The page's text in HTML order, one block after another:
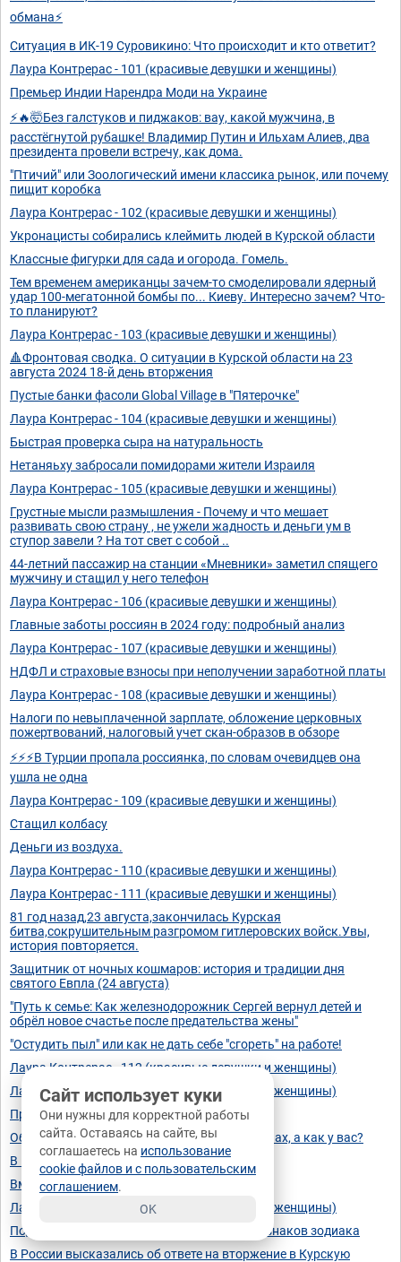
обмана⚡️
Ситуация в ИК-19 Суровикино: Что происходит и кто ответит?
Лаура Контрерас - 101 (красивые девушки и женщины)
Премьер Индии Нарендра Моди на Украине
⚡️🔥🤯Без галстуков и пиджаков: вау, какой мужчина, в
расстёгнутой рубашке! Владимир Путин и Ильхам Алиев, два
президента провели встречу, как дома.
"Птичий" или Зоологический имени классика рынок, или почему
пищит коробка
Лаура Контрерас - 102 (красивые девушки и женщины)
Укронацисты собирались клеймить людей в Курской области
Классные фигурки для сада и огорода. Гомель.
Тем временем американцы зачем-то смоделировали ядерный
удар 100-мегатонной бомбы по... Киеву. Интересно зачем? Что-
то планируют?
Лаура Контрерас - 103 (красивые девушки и женщины)
🔺Фронтовая сводка. О ситуации в Курской области на 23
августа 2024 18-й день вторжения
Пустые банки фасоли Global Village в "Пятерочке"
Лаура Контрерас - 104 (красивые девушки и женщины)
Быстрая проверка сыра на натуральность
Нетаняьху забросали помидорами жители Израиля
Лаура Контрерас - 105 (красивые девушки и женщины)
Грустные мысли размышления - Почему и что мешает
развивать свою страну , не ужели жадность и деньги ум в
ступор завели ? На тот свет с собой ..
44-летний пассажир на станции «Мневники» заметил спящего
мужчину и стащил у него телефон
Лаура Контрерас - 106 (красивые девушки и женщины)
Главные заботы россиян в 2024 году: подробный анализ
Лаура Контрерас - 107 (красивые девушки и женщины)
НДФЛ и страховые взносы при неполучении заработной платы
Лаура Контрерас - 108 (красивые девушки и женщины)
Налоги по невыплаченной зарплате, обложение церковных
пожертвований, налоговый учет скан-образов в обзоре
⚡️⚡️⚡️В Турции пропала россиянка, по словам очевидцев она
ушла не одна
Лаура Контрерас - 109 (красивые девушки и женщины)
Стащил колбасу
Деньги из воздуха.
Лаура Контрерас - 110 (красивые девушки и женщины)
Лаура Контрерас - 111 (красивые девушки и женщины)
81 год назад,23 августа,закончилась Курская
битва,сокрушительным разгромом гитлеровских войск.Увы,
история повторяется.
Защитник от ночных кошмаров: история и традиции дня
святого Евпла (24 августа)
"Путь к семье: Как железнодорожник Сергей вернул детей и
обрёл новое счастье после предательства жены"
"Остудить пыл" или как не дать себе "сгореть" на работе!
Лаура Контрерас - 112 (красивые девушки и женщины)
Лаура Контрерас - 113 (красивые девушки и женщины)
Прыгай, там невысоко!
Обратил внимание на дорогой лук в магазинах, а как у вас?
В центре внимания - Curvv.ev
Вместе тренироваться веселей!😊
Лаура Контрерас - 114 (красивые девушки и женщины)
Подробный гороскоп на сентябрь для всех знаков зодиака
В России высказались об ответе на вторжение в Курскую
Сайт использует куки
Они нужны для корректной работы
сайта. Оставаясь на сайте, вы
соглашаетесь на использование
cookie файлов и с пользовательским
соглашением.
OK